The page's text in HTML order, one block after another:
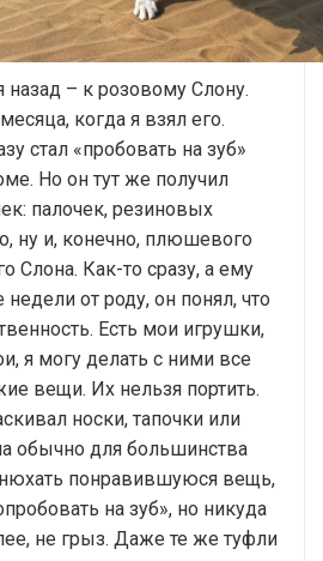
– к розовому Слону.
когда я взял его.
стал «пробовать на зуб»
Но он тут же получил
палочек, резиновых
ну и, конечно, плюшевого
Слона. Как-то сразу, а ему
от роду, он понял, что
Есть мои игрушки,
я могу делать с ними все
вещи. Их нельзя портить.
носки, тапочки или
обычно для большинства
понравившуюся вещь,
на зуб», но никуда
не грыз. Даже те же туфли